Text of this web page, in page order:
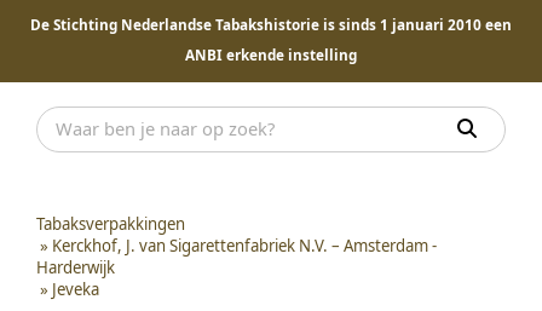
De Stichting Nederlandse Tabakshistorie is sinds 1 januari 2010 een
ANBI erkende instelling
Tabaksverpakkingen
» Kerckhof, J. van Sigarettenfabriek N.V. – Amsterdam -
Harderwijk
» Jeveka